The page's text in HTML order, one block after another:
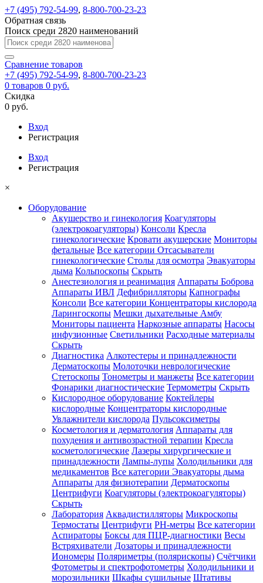
+7 (495) 792-54-99, 8-800-700-23-23
Обратная связь
Поиск среди 2820 наименований
Сравнение товаров
+7 (495) 792-54-99, 8-800-700-23-23
0 товаров 0 руб.
Скидка
0 руб.
Вход
Регистрация
Вход
Регистрация
×
Оборудование
Акушерство и гинекология Коагуляторы
(электрокоагуляторы) Консоли Кресла
гинекологические Кровати акушерские Мониторы
фетальные Все категории Отсасыватели
гинекологические Столы для осмотра Эвакуаторы
дыма Кольпоскопы Скрыть
Анестезиология и реанимация Аппараты Боброва
Аппараты ИВЛ Дефибрилляторы Капнографы
Консоли Все категории Концентраторы кислорода
Ларингоскопы Мешки дыхательные Амбу
Мониторы пациента Наркозные аппараты Насосы
инфузионные Светильники Расходные материалы
Скрыть
Диагностика Алкотестеры и принадлежности
Дерматоскопы Молоточки неврологические
Стетоскопы Тонометры и манжеты Все категории
Фонарики диагностические Термометры Скрыть
Кислородное оборудование Коктейлеры
кислородные Концентраторы кислородные
Увлажнители кислорода Пульсоксиметры
Косметология и дерматология Аппараты для
похудения и антивозрастной терапии Кресла
косметологические Лазеры хирургические и
принадлежности Лампы-лупы Холодильники для
медикаментов Все категории Эвакуаторы дыма
Аппараты для физиотерапии Дерматоскопы
Центрифуги Коагуляторы (электрокоагуляторы)
Скрыть
Лаборатория Аквадистилляторы Микроскопы
Термостаты Центрифуги PH-метры Все категории
Аспираторы Боксы для ПЦР-диагностики Весы
Встряхиватели Дозаторы и принадлежности
Иономеры Поляриметры (полярископы) Счётчики
Фотометры и спектрофотометры Холодильники и
морозильники Шкафы сушильные Штативы